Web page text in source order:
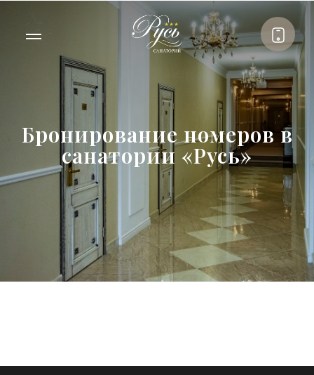
Бронирование номеров в
санатории «Русь»